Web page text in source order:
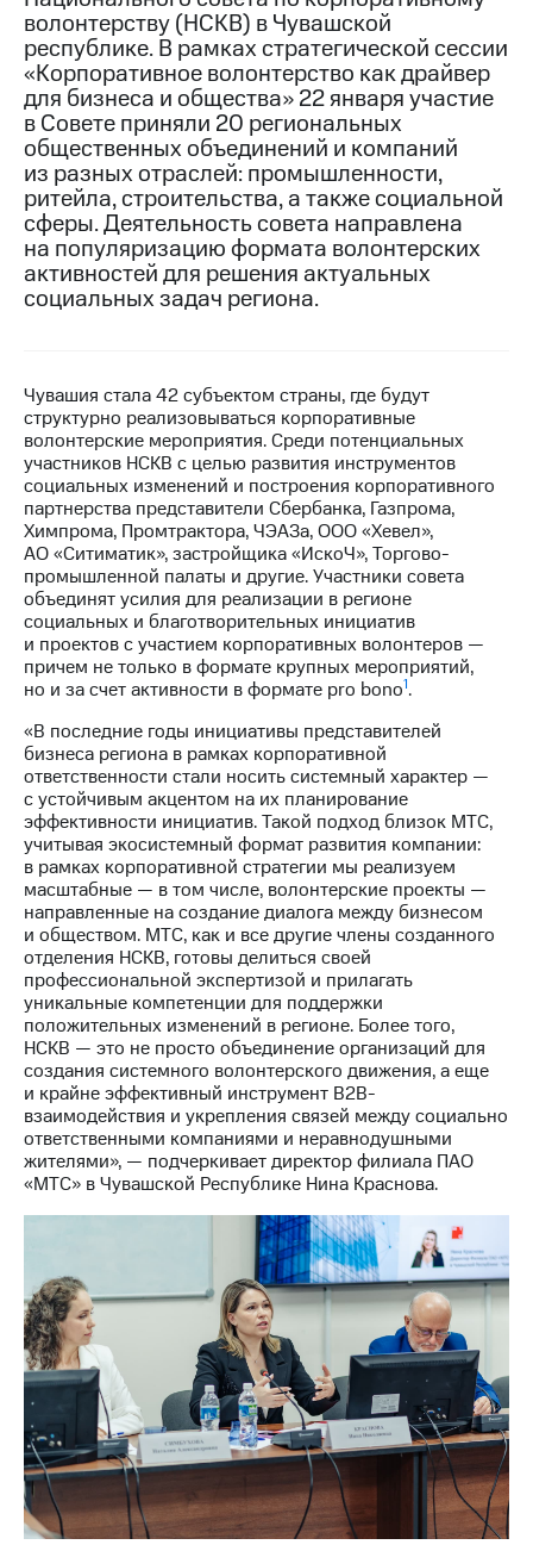
МТС
о технологиях
Достижения
Интервью
Финансовая
отчетность
Контакты
Новости
и акционерам
Корпоративное
управление
Корпоративный
секретарь
Раскрытие
информации
Информация
акционерам
Документы
ПАО
"МТС"
Собрания
Личный
кабинет
акционера
Акционерный
капитал
Контроль
и
аудит
Рынок
акций
Описание
Программа
приобретения
Порядок
выкупа
акций
Дивиденды
Рынок
облигаций
Описание
Еврооблигации-2023
погашении
облигаций
Другое
Регистратор
Реквизиты
Контакты
развитие
деловая этика
На главную
волонтерству (НСКВ) в Чувашской
республике. В рамках стратегической сессии
«Корпоративное волонтерство как драйвер
для бизнеса и общества» 22 января участие
в Совете приняли 20 региональных
общественных объединений и компаний
из разных отраслей: промышленности,
ритейла, строительства, а также социальной
сферы. Деятельность совета направлена
на популяризацию формата волонтерских
активностей для решения актуальных
социальных задач региона.
Чувашия стала 42 субъектом страны, где будут
структурно реализовываться корпоративные
волонтерские мероприятия. Среди потенциальных
участников НСКВ с целью развития инструментов
социальных изменений и построения корпоративного
партнерства представители Сбербанка, Газпрома,
Химпрома, Промтрактора, ЧЭАЗа, ООО «Хевел»,
АО «Ситиматик», застройщика «ИскоЧ», Торгово-
промышленной палаты и другие. Участники совета
объединят усилия для реализации в регионе
социальных и благотворительных инициатив
и проектов с участием корпоративных волонтеров —
причем не только в формате крупных мероприятий,
но и за счет активности в формате pro bono1.
«В последние годы инициативы представителей
бизнеса региона в рамках корпоративной
ответственности стали носить системный характер —
с устойчивым акцентом на их планирование
эффективности инициатив. Такой подход близок МТС,
учитывая экосистемный формат развития компании:
в рамках корпоративной стратегии мы реализуем
масштабные — в том числе, волонтерские проекты —
направленные на создание диалога между бизнесом
и обществом. МТС, как и все другие члены созданного
отделения НСКВ, готовы делиться своей
профессиональной экспертизой и прилагать
уникальные компетенции для поддержки
положительных изменений в регионе. Более того,
НСКВ — это не просто объединение организаций для
создания системного волонтерского движения, а еще
и крайне эффективный инструмент В2В-
взаимодействия и укрепления связей между социально
ответственными компаниями и неравнодушными
жителями», — подчеркивает директор филиала ПАО
«МТС» в Чувашской Республике Нина Краснова.